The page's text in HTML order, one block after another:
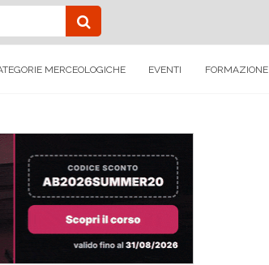
MERCEOLOGICHE EVENTI FORMAZIONE